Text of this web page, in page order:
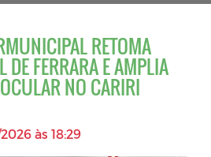
RETOMA
DE FERRARA E AMPLIA
NO CARIRI
às 18:29